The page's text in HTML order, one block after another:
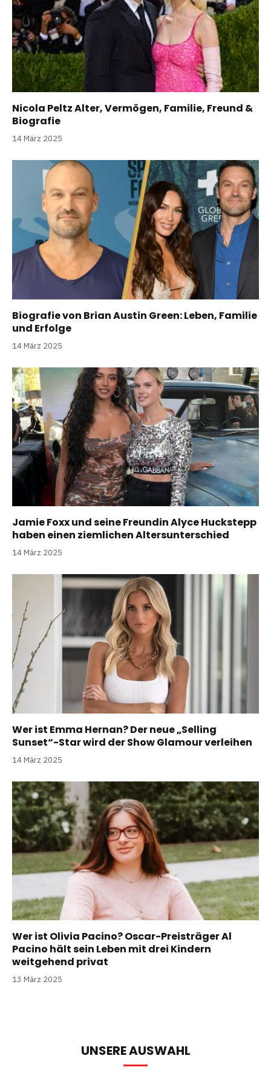
Nicola Peltz Alter, Vermögen, Familie, Freund &
Biografie
14 März 2025
Biografie von Brian Austin Green: Leben, Familie
und Erfolge
14 März 2025
Jamie Foxx und seine Freundin Alyce Huckstepp
haben einen ziemlichen Altersunterschied
14 März 2025
Wer ist Emma Hernan? Der neue „Selling
Sunset“-Star wird der Show Glamour verleihen
14 März 2025
Wer ist Olivia Pacino? Oscar-Preisträger Al
Pacino hält sein Leben mit drei Kindern
weitgehend privat
13 März 2025
UNSERE AUSWAHL